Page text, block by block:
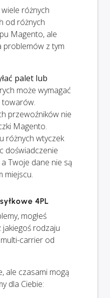
różnych
od różnych
Magento, ale
problemów z tym
palet lub
może wymagać
towarów.
przewoźników nie
Magento.
różnych wtyczek
doświadczenie
Twoje dane nie są
miejscu.
4PL
mogłeś
rodzaju
carrier od
ale czasami mogą
dla Ciebie: